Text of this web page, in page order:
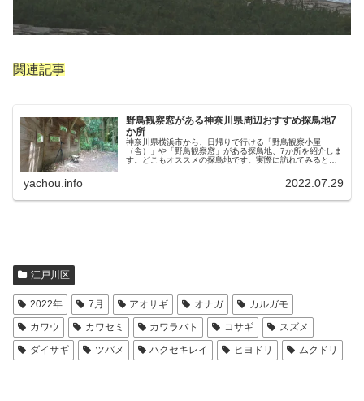
関連記事
野鳥観察窓がある神奈川県周辺おすすめ探鳥地7
か所
神奈川県横浜市から、日帰りで行ける「野鳥観察小屋
（舎）」や「野鳥観察窓」がある探鳥地、7か所を紹介しま
す。どこもオススメの探鳥地です。実際に訪れてみると、
yachou.info 2022.07.29
江戸川区
2022年 7月 アオサギ オナガ
カルガモ
カワウ
カワセミ カワラバト コサギ
スズメ
ダイサギ
ツバメ ハクセキレイ ヒヨドリ ムクドリ